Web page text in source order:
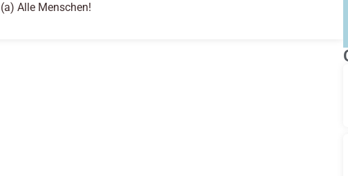
(a) Alle Menschen!